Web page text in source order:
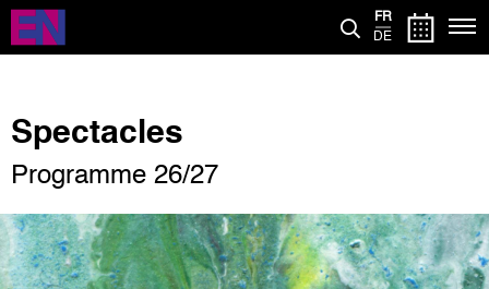
Aller
contenu
FR
DE
Spectacles
Programme 26/27